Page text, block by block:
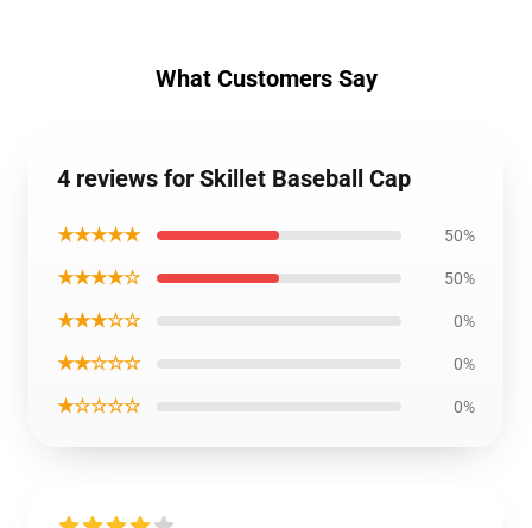
What Customers Say
4 reviews for Skillet Baseball Cap
★★★★★ 50%
★★★★☆ 50%
★★★☆☆ 0%
★★☆☆☆ 0%
★☆☆☆☆ 0%